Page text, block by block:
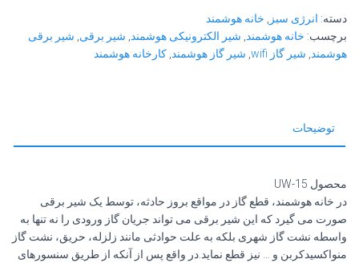
دسته: انرژی سبز
خانه هوشمند
برچسب: خانه هوشمند شیر الکترونیکی هوشمند شیر برقی شیر برقی
هوشمند شیر گاز wifi شیر گاز هوشمند کارخانه هوشمند
توضیحات
محصول UW-15
در خانه هوشمند، قطع گاز در مواقع بروز حادثه، توسط یک شیر برقی
صورت می گیرد که این شیر برقی می تواند جریان گاز ورودی را نه تنها به
واسطه نشت گاز شهری بلکه به علت حوادثی مانند زلزله، حریق، نشت گاز
منواکسیدکربن و … نیز قطع نماید.در واقع پس از آنکه از طریق سنسورهای